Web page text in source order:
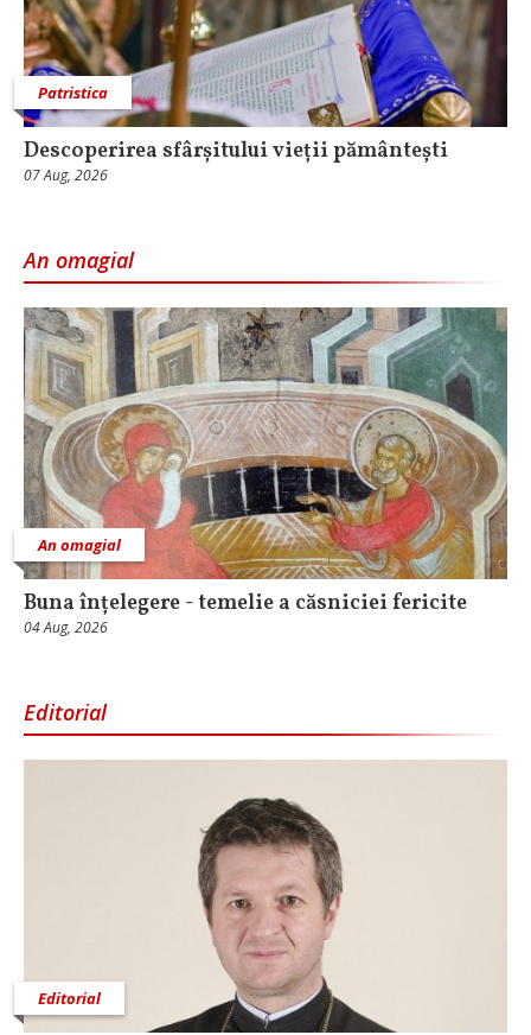
Patristica
Descoperirea sfârșitului vieții pământești
07 Aug, 2026
An omagial
An omagial
Buna înțelegere - temelie a căsniciei fericite
04 Aug, 2026
Editorial
Editorial